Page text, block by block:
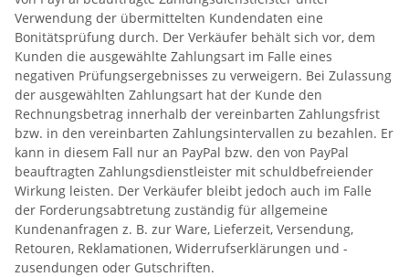
Verwendung der übermittelten Kundendaten eine
Bonitätsprüfung durch. Der Verkäufer behält sich vor, dem
Kunden die ausgewählte Zahlungsart im Falle eines
negativen Prüfungsergebnisses zu verweigern. Bei Zulassung
der ausgewählten Zahlungsart hat der Kunde den
Rechnungsbetrag innerhalb der vereinbarten Zahlungsfrist
bzw. in den vereinbarten Zahlungsintervallen zu bezahlen. Er
kann in diesem Fall nur an PayPal bzw. den von PayPal
beauftragten Zahlungsdienstleister mit schuldbefreiender
Wirkung leisten. Der Verkäufer bleibt jedoch auch im Falle
der Forderungsabtretung zuständig für allgemeine
Kundenanfragen z. B. zur Ware, Lieferzeit, Versendung,
Retouren, Reklamationen, Widerrufserklärungen und -
zusendungen oder Gutschriften.